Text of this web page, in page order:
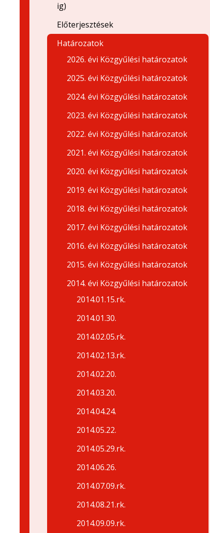
ig)
Előterjesztések
Határozatok
2026. évi Közgyűlési határozatok
2025. évi Közgyűlési határozatok
2024. évi Közgyűlési határozatok
2023. évi Közgyűlési határozatok
2022. évi Közgyűlési határozatok
2021. évi Közgyűlési határozatok
2020. évi Közgyűlési határozatok
2019. évi Közgyűlési határozatok
2018. évi Közgyűlési határozatok
2017. évi Közgyűlési határozatok
2016. évi Közgyűlési határozatok
2015. évi Közgyűlési határozatok
2014. évi Közgyűlési határozatok
2014.01.15.rk.
2014.01.30.
2014.02.05.rk.
2014.02.13.rk.
2014.02.20.
2014.03.20.
2014.04.24.
2014.05.22.
2014.05.29.rk.
2014.06.26.
2014.07.09.rk.
2014.08.21.rk.
2014.09.09.rk.